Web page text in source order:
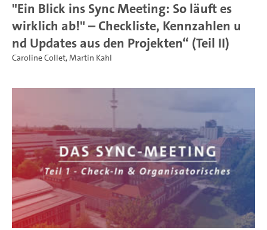
"Ein Blick ins Sync Meeting: So läuft es
wirklich ab!" – Checkliste, Kennzahlen u
nd Updates aus den Projekten“ (Teil II)
Caroline Collet,Martin Kahl